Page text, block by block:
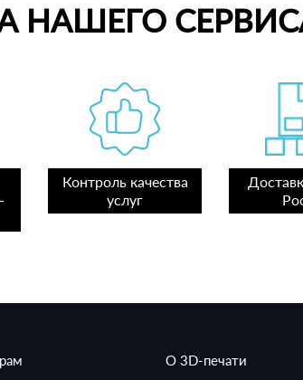
НАШЕГО
Контроль качества
услуг
О 3D-печати